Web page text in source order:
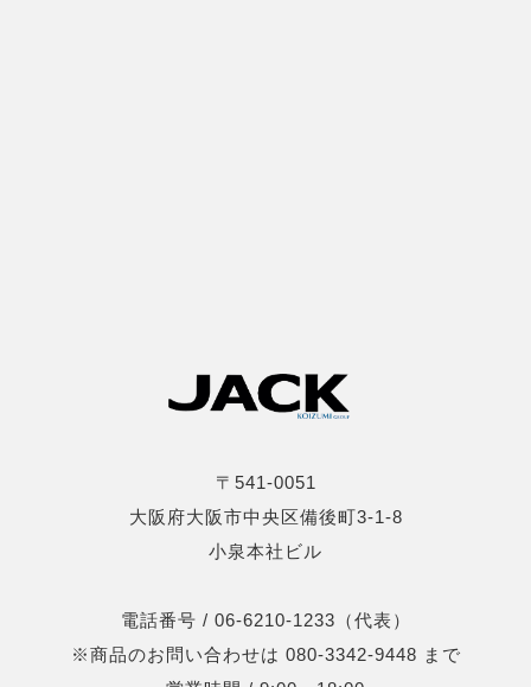
〒541-0051
大阪府大阪市中央区備後町3-1-8
小泉本社ビル
電話番号 / 06-6210-1233（代表）
※商品のお問い合わせは 080-3342-9448 まで